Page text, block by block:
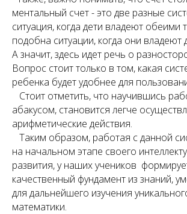
ментальный счет - это две разные
ситуация, когда дети владеют обеими
подобна ситуации, когда они владеют
А значит, здесь идет речь о
Вопрос стоит только в том, какая
ребенка будет удобнее для
Стоит отметить, что научившись
абакусом, становится легче
арифметические действия.
Таким образом, работая с данной
на начальном этапе своего
развития, у наших учеников
качественный фундамент из знаний,
для дальнейшего изучения
математики.